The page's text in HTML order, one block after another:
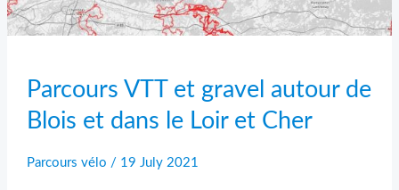
Parcours VTT et gravel autour de
Blois et dans le Loir et Cher
Parcours vélo / 19 July 2021
Blois
et
le
et